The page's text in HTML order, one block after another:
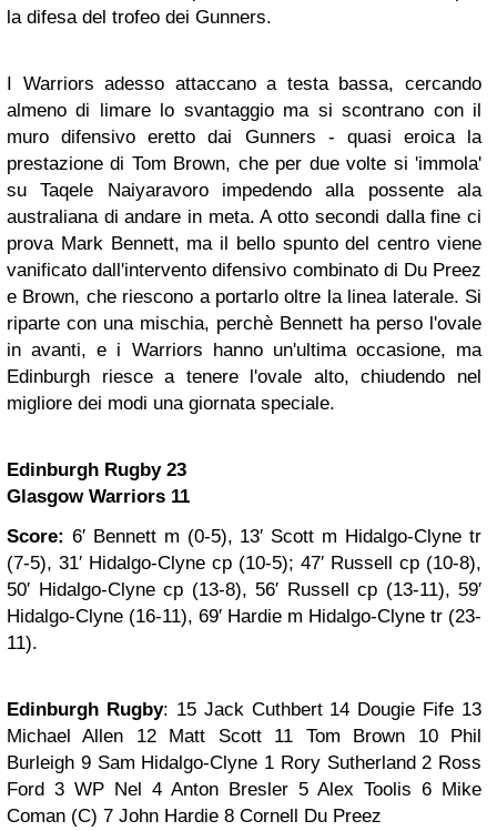
la difesa del trofeo dei Gunners.
I Warriors adesso attaccano a testa bassa, cercando
almeno di limare lo svantaggio ma si scontrano con il
muro difensivo eretto dai Gunners - quasi eroica la
prestazione di Tom Brown, che per due volte si 'immola'
su Taqele Naiyaravoro impedendo alla possente ala
australiana di andare in meta. A otto secondi dalla fine ci
prova Mark Bennett, ma il bello spunto del centro viene
vanificato dall'intervento difensivo combinato di Du Preez
e Brown, che riescono a portarlo oltre la linea laterale. Si
riparte con una mischia, perchè Bennett ha perso l'ovale
in avanti, e i Warriors hanno un'ultima occasione, ma
Edinburgh riesce a tenere l'ovale alto, chiudendo nel
migliore dei modi una giornata speciale.
Edinburgh Rugby 23
Glasgow Warriors 11
Score: 6′ Bennett m (0-5), 13′ Scott m Hidalgo-Clyne tr
(7-5), 31′ Hidalgo-Clyne cp (10-5); 47′ Russell cp (10-8),
50′ Hidalgo-Clyne cp (13-8), 56′ Russell cp (13-11), 59′
Hidalgo-Clyne (16-11), 69′ Hardie m Hidalgo-Clyne tr (23-
11).
Edinburgh Rugby: 15 Jack Cuthbert 14 Dougie Fife 13
Michael Allen 12 Matt Scott 11 Tom Brown 10 Phil
Burleigh 9 Sam Hidalgo-Clyne 1 Rory Sutherland 2 Ross
Ford 3 WP Nel 4 Anton Bresler 5 Alex Toolis 6 Mike
Coman (C) 7 John Hardie 8 Cornell Du Preez